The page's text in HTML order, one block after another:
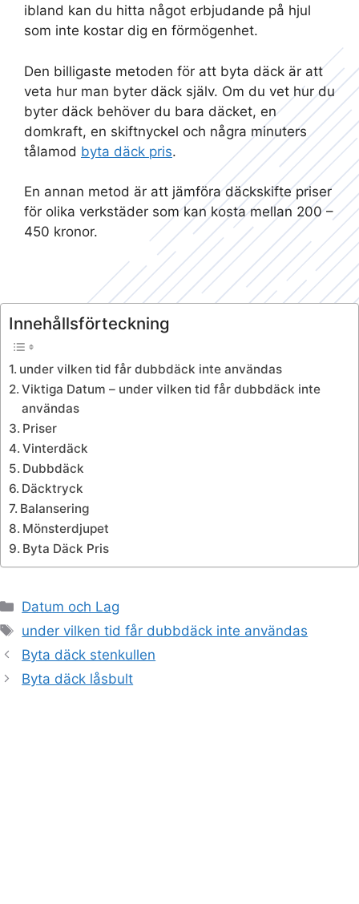
ibland kan du hitta något erbjudande på hjul
som inte kostar dig en förmögenhet.
Den billigaste metoden för att byta däck är att
veta hur man byter däck själv. Om du vet hur du
byter däck behöver du bara däcket, en
domkraft, en skiftnyckel och några minuters
tålamod byta däck pris.
En annan metod är att jämföra däckskifte priser
för olika verkstäder som kan kosta mellan 200 –
450 kronor.
Innehållsförteckning
under vilken tid får dubbdäck inte användas
Viktiga Datum – under vilken tid får dubbdäck inte
användas
Priser
Vinterdäck
Dubbdäck
Däcktryck
Balansering
Mönsterdjupet
Byta Däck Pris
Kategorier
Datum och Lag
Etiketter
under vilken tid får dubbdäck inte användas
Byta däck stenkullen
Byta däck låsbult